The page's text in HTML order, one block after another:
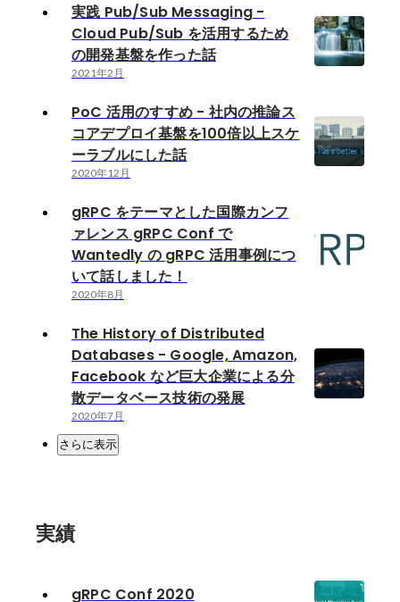
実践 Pub/Sub Messaging -
Cloud Pub/Sub を活用するため
の開発基盤を作った話
2021年2月
PoC 活用のすすめ - 社内の推論ス
コアデプロイ基盤を100倍以上スケ
ーラブルにした話
2020年12月
gRPC をテーマとした国際カンフ
ァレンス gRPC Conf で
Wantedly の gRPC 活用事例につ
いて話しました！
2020年8月
The History of Distributed
Databases - Google, Amazon,
Facebook など巨大企業による分
散データベース技術の発展
2020年7月
さらに表示
実績
gRPC Conf 2020